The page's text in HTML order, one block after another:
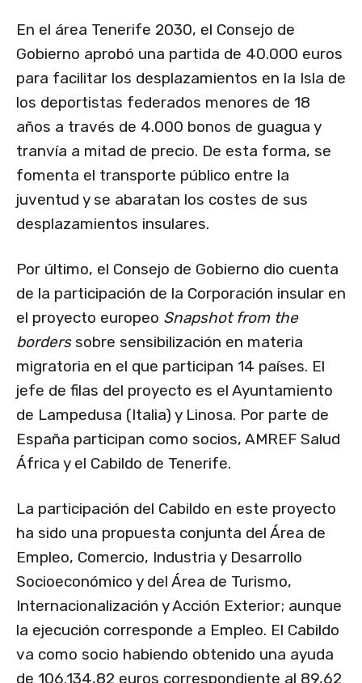
En el área Tenerife 2030, el Consejo de
Gobierno aprobó una partida de 40.000 euros
para facilitar los desplazamientos en la Isla de
los deportistas federados menores de 18
años a través de 4.000 bonos de guagua y
tranvía a mitad de precio. De esta forma, se
fomenta el transporte público entre la
juventud y se abaratan los costes de sus
desplazamientos insulares.
Por último, el Consejo de Gobierno dio cuenta
de la participación de la Corporación insular en
el proyecto europeo Snapshot from the
borderssobre sensibilización en materia
migratoria en el que participan 14 países. El
jefe de filas del proyecto es el Ayuntamiento
de Lampedusa (Italia) y Linosa. Por parte de
España participan como socios, AMREF Salud
África y el Cabildo de Tenerife.
La participación del Cabildo en este proyecto
ha sido una propuesta conjunta del Área de
Empleo, Comercio, Industria y Desarrollo
Socioeconómico y del Área de Turismo,
Internacionalización y Acción Exterior; aunque
la ejecución corresponde a Empleo. El Cabildo
va como socio habiendo obtenido una ayuda
de 106.134,82 euros correspondiente al 89,62